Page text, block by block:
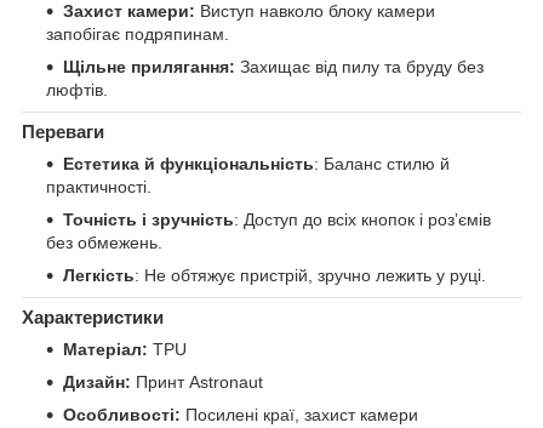
Захист камери: Виступ навколо блоку камери
запобігає подряпинам.
Щільне прилягання: Захищає від пилу та бруду без
люфтів.
Переваги
Естетика й функціональність: Баланс стилю й
практичності.
Точність і зручність: Доступ до всіх кнопок і розʼємів
без обмежень.
Легкість: Не обтяжує пристрій, зручно лежить у руці.
Характеристики
Матеріал: TPU
Дизайн: Принт Astronaut
Особливості: Посилені краї, захист камери